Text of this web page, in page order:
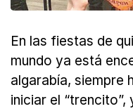
En las fiestas de
mundo ya está
algarabía, siempre
iniciar el